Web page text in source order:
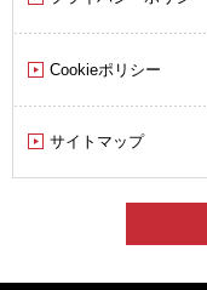
Cookieポリシー
サイトマップ